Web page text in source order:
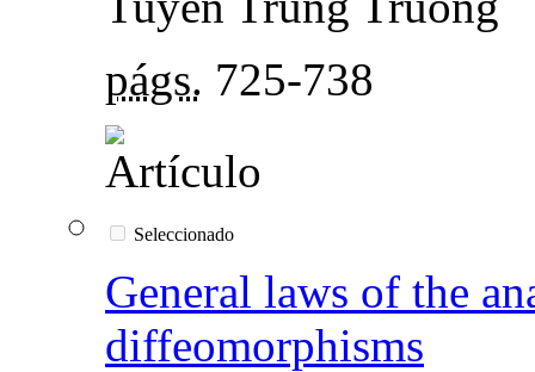
págs. 725-738
Seleccionado
General laws of the
diffeomorphisms